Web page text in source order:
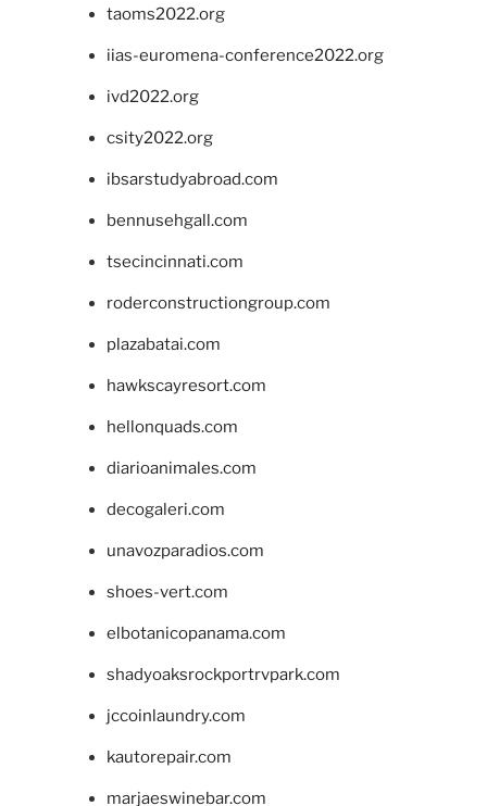
taoms2022.org
iias-euromena-conference2022.org
ivd2022.org
csity2022.org
ibsarstudyabroad.com
bennusehgall.com
tsecincinnati.com
roderconstructiongroup.com
plazabatai.com
hawkscayresort.com
hellonquads.com
diarioanimales.com
decogaleri.com
unavozparadios.com
shoes-vert.com
elbotanicopanama.com
shadyoaksrockportrvpark.com
jccoinlaundry.com
kautorepair.com
marjaeswinebar.com